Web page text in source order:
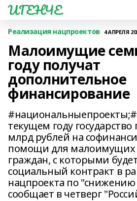
ИГЕНЧЕ
Реализация нацпроектов 4 АПРЕЛЯ
Малоимущие
году получат
дополнительное
финансирование
текущем году государство
млрд рублей на
помощи для малоимущих
граждан, с которыми
социальный контракт в
нацпроекта по "снижению
сообщает в четверг